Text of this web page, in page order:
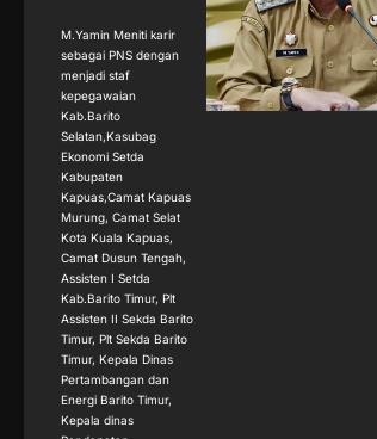
M.Yamin Meniti karir
sebagai PNS dengan
menjadi staf
kepegawaian
Kab.Barito
Selatan,Kasubag
Ekonomi Setda
Kabupaten
Kapuas,Camat Kapuas
Murung, Camat Selat
Kota Kuala Kapuas,
Camat Dusun Tengah,
Assisten I Setda
Kab.Barito Timur, Plt
Assisten II Sekda Barito
Timur, Plt Sekda Barito
Timur, Kepala Dinas
Pertambangan dan
Energi Barito Timur,
Kepala dinas